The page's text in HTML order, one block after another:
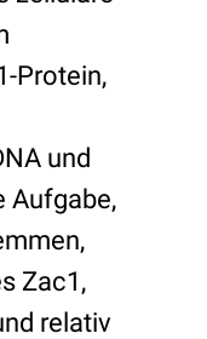
Protein,
und
Aufgabe,
Zac1,
relativ